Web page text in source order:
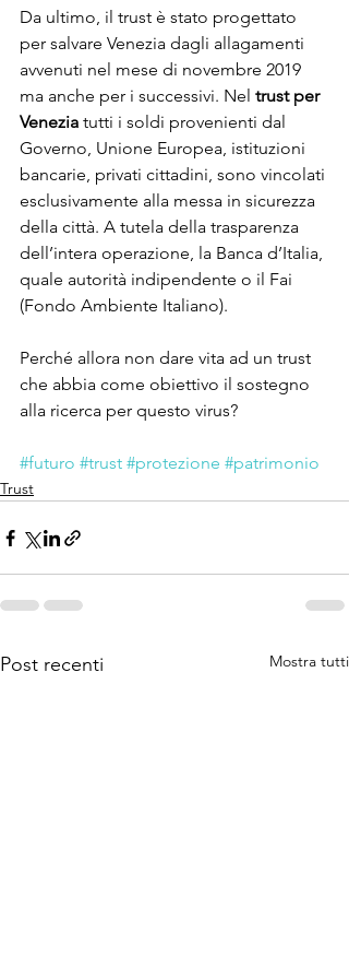
Da ultimo, il trust è stato progettato
per salvare Venezia dagli allagamenti
avvenuti nel mese di novembre 2019
ma anche per i successivi. Nel trust per
Venezia tutti i soldi provenienti dal
Governo, Unione Europea, istituzioni
bancarie, privati cittadini, sono vincolati
esclusivamente alla messa in sicurezza
della città. A tutela della trasparenza
dell’intera operazione, la Banca d’Italia,
quale autorità indipendente o il Fai
(Fondo Ambiente Italiano).
Perché allora non dare vita ad un trust
che abbia come obiettivo il sostegno
alla ricerca per questo virus?
#futuro #trust #protezione #patrimonio
Trust
Post recenti Mostra tutti